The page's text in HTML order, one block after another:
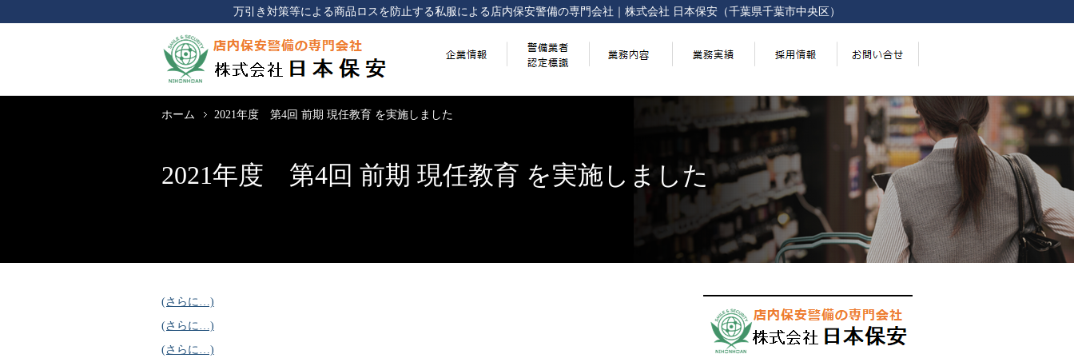
万引き対策等による商品ロスを防止する私服による店内保安警備の専門会社 株式会社 日本保安（千葉県千葉市中央区）
ホーム 2021年度 第4回 前期 現任教育 を実施しました
2021年度 第4回 前期 現任教育 を実施しました
(さらに…)
(さらに…)
(さらに…)